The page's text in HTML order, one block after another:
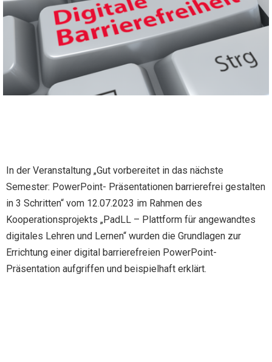
In der Veranstaltung „Gut vorbereitet in das nächste
Semester: PowerPoint- Präsentationen barrierefrei gestalten
in 3 Schritten“ vom 12.07.2023 im Rahmen des
Kooperationsprojekts „PadLL – Plattform für angewandtes
digitales Lehren und Lernen“ wurden die Grundlagen zur
Errichtung einer digital barrierefreien PowerPoint-
Präsentation aufgriffen und beispielhaft erklärt.